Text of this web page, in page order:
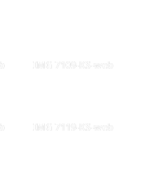
IMG 7109-KS-web
IMG 7119-KS-web